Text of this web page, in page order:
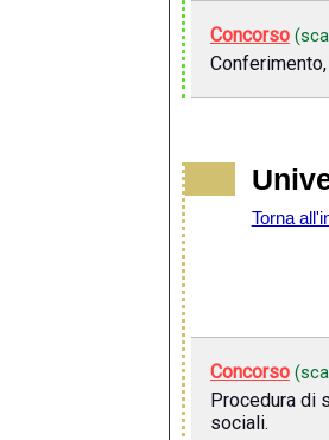
Concorso
Torna
Concorso
Procedura di
sociali.